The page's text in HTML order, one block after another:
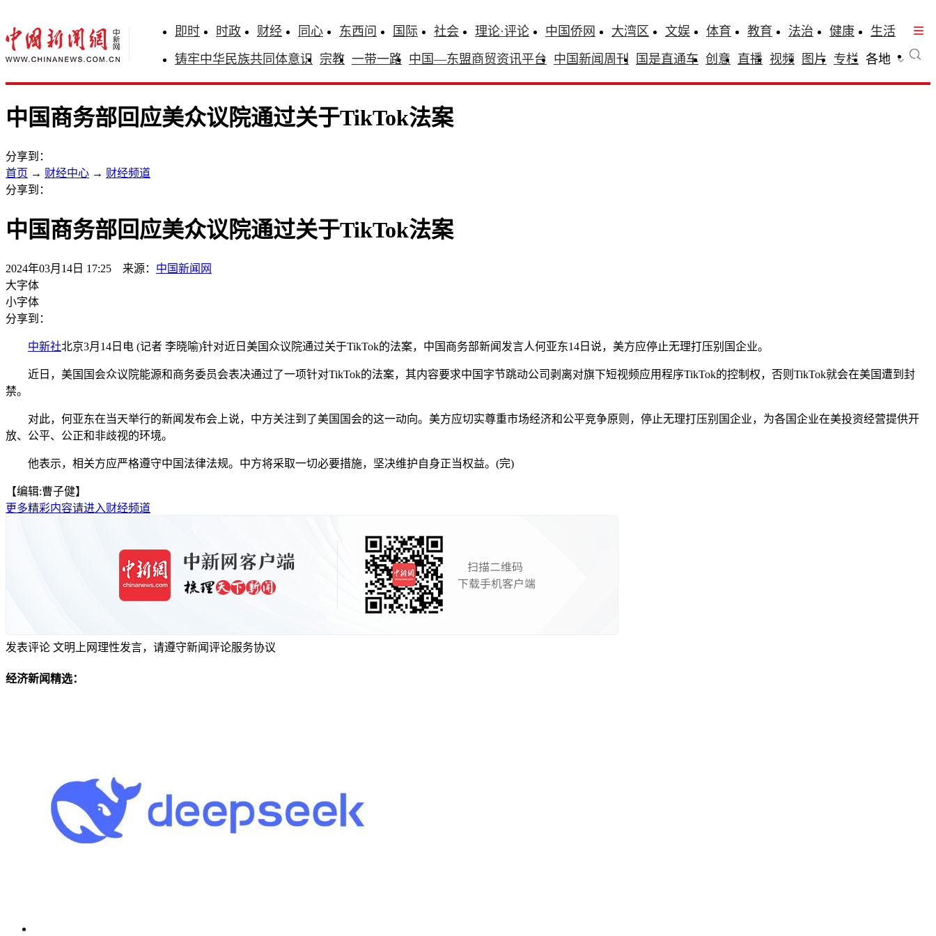
即时 时政 财经 同心 东西问 国际 社会 理论·评论 中国侨网 大湾区 文娱 体育 教育 法治 健康
生活
铸牢中华民族共同体意识 宗教 一带一路 中国—东盟商贸资讯平台 中国新闻周刊 国是直通车 创意 直播 视频 图片 专栏 各地
中国商务部回应美众议院通过关于TikTok法案
分享到：
首页 → 财经中心 → 财经频道
分享到：
中国商务部回应美众议院通过关于TikTok法案
2024年03月14日 17:25 来源： 中国新闻网
大字体
小字体
分享到：
中新社北京3月14日电 (记者 李晓喻)针对近日美国众议院通过关于TikTok的法案，中国商务部新闻发言人何亚东14日说，美方应停止无理打压别国企业。
近日，美国国会众议院能源和商务委员会表决通过了一项针对TikTok的法案，其内容要求中国字节跳动公司剥离对旗下短视频应用程序TikTok的控制权，否则TikTok就会在美国遭到封
禁。
对此，何亚东在当天举行的新闻发布会上说，中方关注到了美国国会的这一动向。美方应切实尊重市场经济和公平竞争原则，停止无理打压别国企业，为各国企业在美投资经营提供开
放、公平、公正和非歧视的环境。
他表示，相关方应严格遵守中国法律法规。中方将采取一切必要措施，坚决维护自身正当权益。(完)
【编辑:曹子健】
更多精彩内容请进入财经频道
发表评论 文明上网理性发言，请遵守新闻评论服务协议
经济新闻精选：